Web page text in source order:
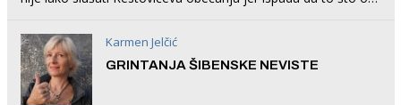
Karmen Jelčić
GRINTANJA ŠIBENSKE NEVISTE